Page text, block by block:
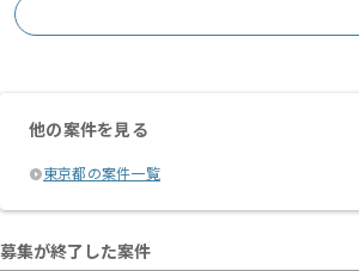
他の案件を見る
東京都の案件一覧
募集が終了した案件